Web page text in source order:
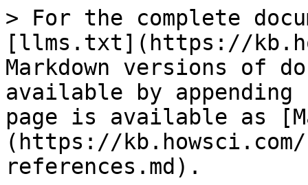
> For the complete
[llms.txt](https://
Markdown versions of
available by
page is available as
(https://
references.md).